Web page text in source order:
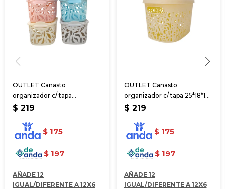
OUTLET Canasto
organizador c/ tapa
24*17.5*12 cm
$ 219
$ 175
$ 197
AÑADE 12
IGUAL/DIFERENTE A 12X6
OUTLET Canasto
organizador c/ tapa 25*18*14
cm
$ 219
$ 175
$ 197
AÑADE 12
IGUAL/DIFERENTE A 12X6